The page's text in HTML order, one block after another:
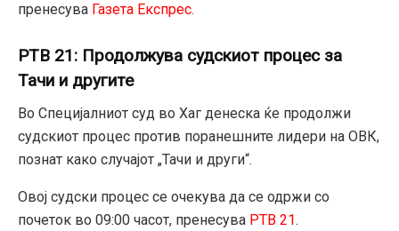
пренесува Газета Експрес.
РТВ 21: Продолжува судскиот процес за
Тачи и другите
Во Специјалниот суд во Хаг денеска ќе продолжи
судскиот процес против поранешните лидери на ОВК,
познат како случајот „Тачи и други“.
Овој судски процес се очекува да се одржи со
почеток во 09:00 часот, пренесува РТВ 21.